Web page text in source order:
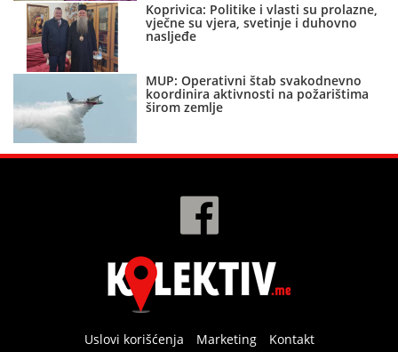
Koprivica: Politike i vlasti su prolazne,
vječne su vjera, svetinje i duhovno
nasljeđe
MUP: Operativni štab svakodnevno
koordinira aktivnosti na požarištima
širom zemlje
Uslovi korišćenja Marketing Kontakt